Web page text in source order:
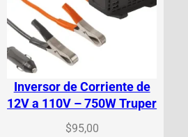
Inversor de Corriente de
12V a 110V – 750W Truper
$95,00